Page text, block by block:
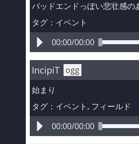
バッドエンドっぽい悲壮感の
タグ： イベント
00:00/00:00
IncipiT ogg
始まり
タグ： イベント , フィールド
00:00/00:00